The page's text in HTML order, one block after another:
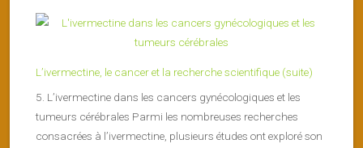
L’ivermectine, le cancer et la recherche scientifique (suite)
5. L’ivermectine dans les cancers gynécologiques et les
tumeurs cérébrales Parmi les nombreuses recherches
consacrées à l’ivermectine, plusieurs études ont exploré son